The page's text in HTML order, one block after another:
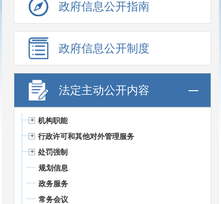
政府信息公开指南
政府信息公开制度
法定主动公开内容
机构职能
行政许可和其他对外管理服务
处罚强制
规划信息
政务服务
常务会议